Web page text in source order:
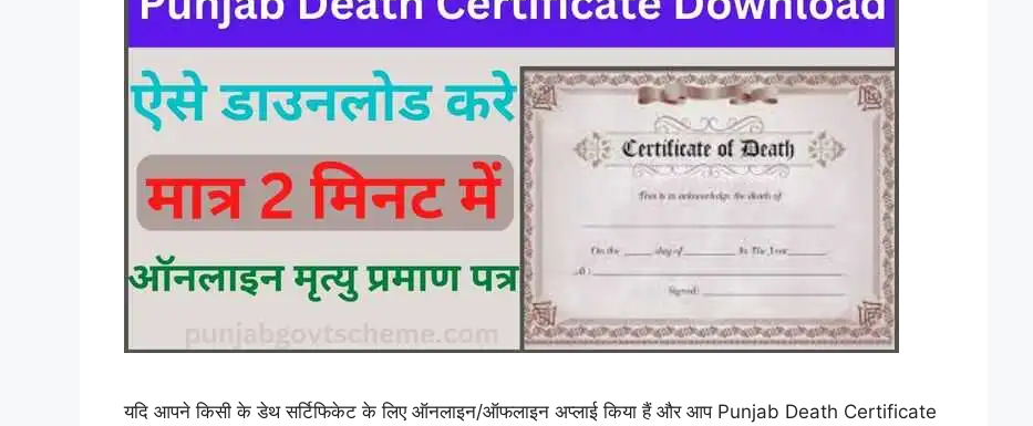
यदि आपने किसी के डेथ सर्टिफिकेट के लिए ऑनलाइन/ऑफलाइन अप्लाई किया हैं और आप Punjab Death Certificate